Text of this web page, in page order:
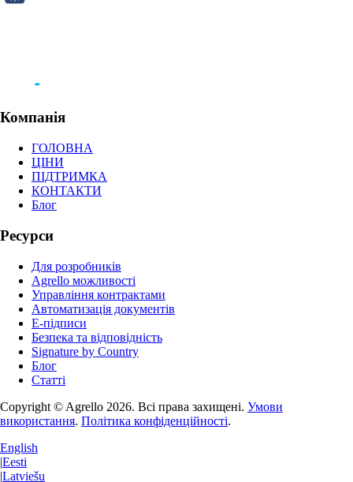
Компанія
ГОЛОВНА
ЦІНИ
ПІДТРИМКА
КОНТАКТИ
Блог
Ресурси
Для розробників
Agrello можливості
Управління контрактами
Автоматизація документів
E-підписи
Безпека та відповідність
Signature by Country
Блог
Статті
Copyright © Agrello 2026. Всі права захищені. Умови
використання. Політика конфіденційності.
English
|Eesti
|Latviešu